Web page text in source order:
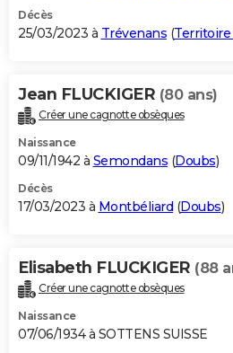
Décès
25/03/2023 à Trévenans (
Jean FLUCKIGER (80 ans)
Créer une cagnotte obsèques
Naissance
09/11/1942 à Semondans (Doubs)
Décès
17/03/2023 à Montbéliard (Doubs)
Elisabeth FLUCKIGER (88
Créer une cagnotte obsèques
Naissance
07/06/1934 à SOTTENS SUISSE